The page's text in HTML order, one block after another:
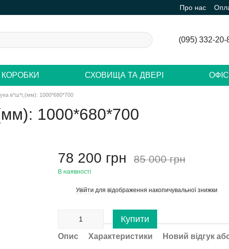
Про нас
(095) 332-20-
КОРОБКИ СХОВИЩА ТА ДВЕРІ
в*ш*г,(мм): 1000*680*700
1000*680*700
78 200 грн 85 000 грн
В наявності
Увійти для відображення накопичувальної знижки
Купити
Опис Характеристики Новий відгук